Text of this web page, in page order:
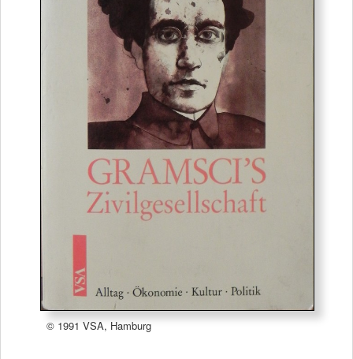
© 1991 VSA, Hamburg